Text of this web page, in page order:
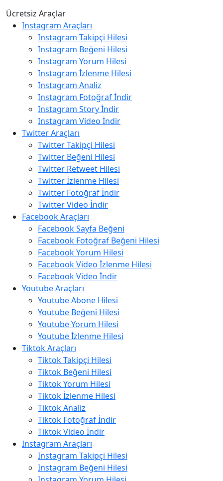
Ücretsiz Araçlar
Instagram Araçları
Instagram Takipçi Hilesi
Instagram Beğeni Hilesi
Instagram Yorum Hilesi
Instagram İzlenme Hilesi
Instagram Analiz
Instagram Fotoğraf İndir
Instagram Story İndir
Instagram Video İndir
Twitter Araçları
Twitter Takipçi Hilesi
Twitter Beğeni Hilesi
Twitter Retweet Hilesi
Twitter İzlenme Hilesi
Twitter Fotoğraf İndir
Twitter Video İndir
Facebook Araçları
Facebook Sayfa Beğeni
Facebook Fotoğraf Beğeni Hilesi
Facebook Yorum Hilesi
Facebook Video İzlenme Hilesi
Facebook Video İndir
Youtube Araçları
Youtube Abone Hilesi
Youtube Beğeni Hilesi
Youtube Yorum Hilesi
Youtube İzlenme Hilesi
Tiktok Araçları
Tiktok Takipçi Hilesi
Tiktok Beğeni Hilesi
Tiktok Yorum Hilesi
Tiktok İzlenme Hilesi
Tiktok Analiz
Tiktok Fotoğraf İndir
Tiktok Video İndir
Instagram Araçları
Instagram Takipçi Hilesi
Instagram Beğeni Hilesi